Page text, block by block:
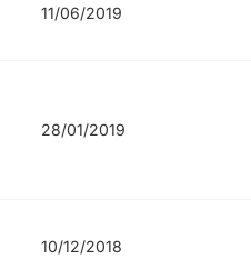
11/06/2019
28/01/2019
10/12/2018